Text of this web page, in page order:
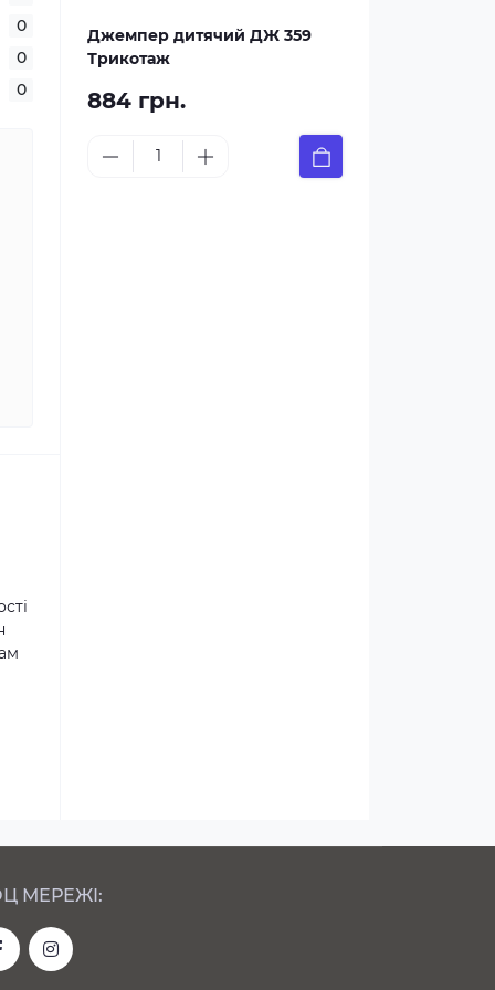
0
0
0
Джемпер дитячий ДЖ 359
Трикотаж
884 грн.
МЕРЕЖІ: